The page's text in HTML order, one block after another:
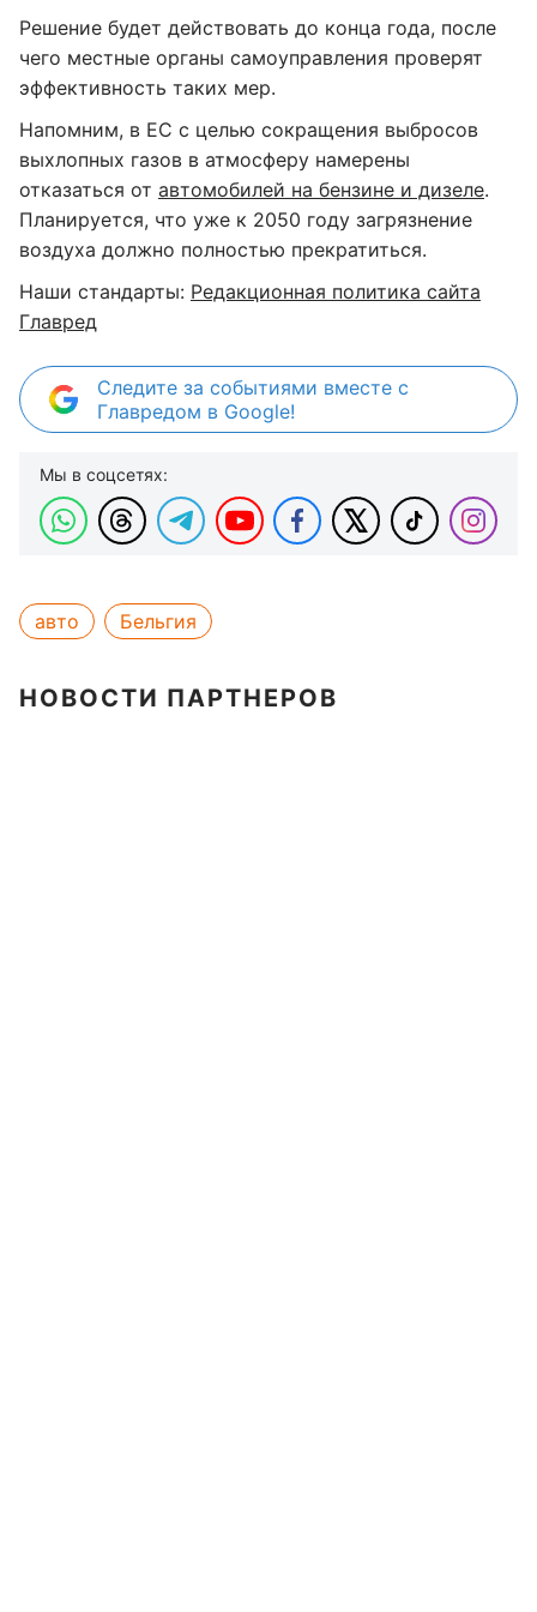
Решение будет действовать до конца года, после
чего местные органы самоуправления проверят
эффективность таких мер.
Напомним, в ЕС с целью сокращения выбросов
выхлопных газов в атмосферу намерены
отказаться от автомобилей на бензине и дизеле.
Планируется, что уже к 2050 году загрязнение
воздуха должно полностью прекратиться.
Наши стандарты: Редакционная политика сайта
Главред
Следите за событиями вместе с
Главредом в Google!
Мы в соцсетях:
авто Бельгия
НОВОСТИ ПАРТНЕРОВ